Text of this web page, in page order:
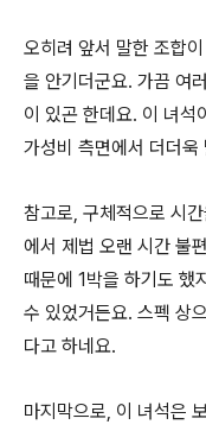
오히려 앞서 말한 조합
을 안기더군요. 가끔 여
이 있곤 한데요. 이 녀석
가성비 측면에서 더더욱
참고로, 구체적으로 시
에서 제법 오랜 시간 불
때문에 1박을 하기도 했
수 있었거든요. 스펙 상
다고 하네요.
마지막으로, 이 녀석은